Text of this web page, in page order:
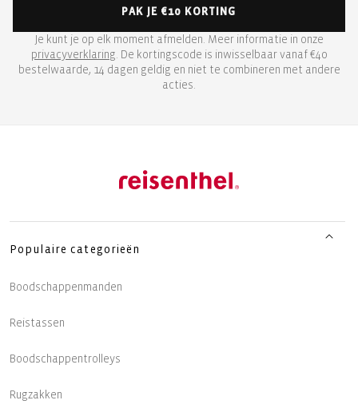
PAK JE €10 KORTING
Je kunt je op elk moment afmelden. Meer informatie in onze
privacyverklaring . De kortingscode is inwisselbaar vanaf €40
bestelwaarde, 14 dagen geldig en niet te combineren met andere
acties.
Populaire categorieën
Boodschappenmanden
Reistassen
Boodschappentrolleys
Rugzakken